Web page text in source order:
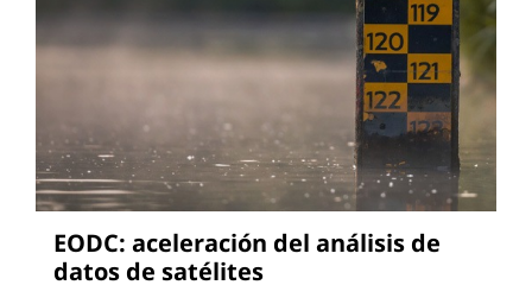
EODC: aceleración del análisis de
datos de satélites